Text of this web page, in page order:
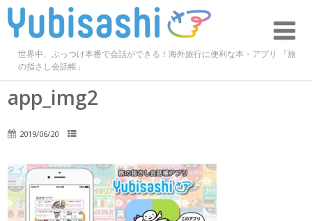
世界中、ぶっつけ本番で会話ができる！海外旅行に便利な本・アプリ 「旅
の指さし会話帳」
app_img2
2019/06/20